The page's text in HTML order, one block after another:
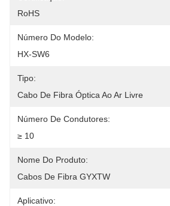
RoHS
Número Do Modelo:
HX-SW6
Tipo:
Cabo De Fibra Óptica Ao Ar Livre
Número De Condutores:
≥ 10
Nome Do Produto:
Cabos De Fibra GYXTW
Aplicativo: